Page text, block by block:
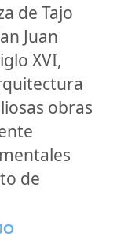
de Tajo
Juan
XVI,
obras
de